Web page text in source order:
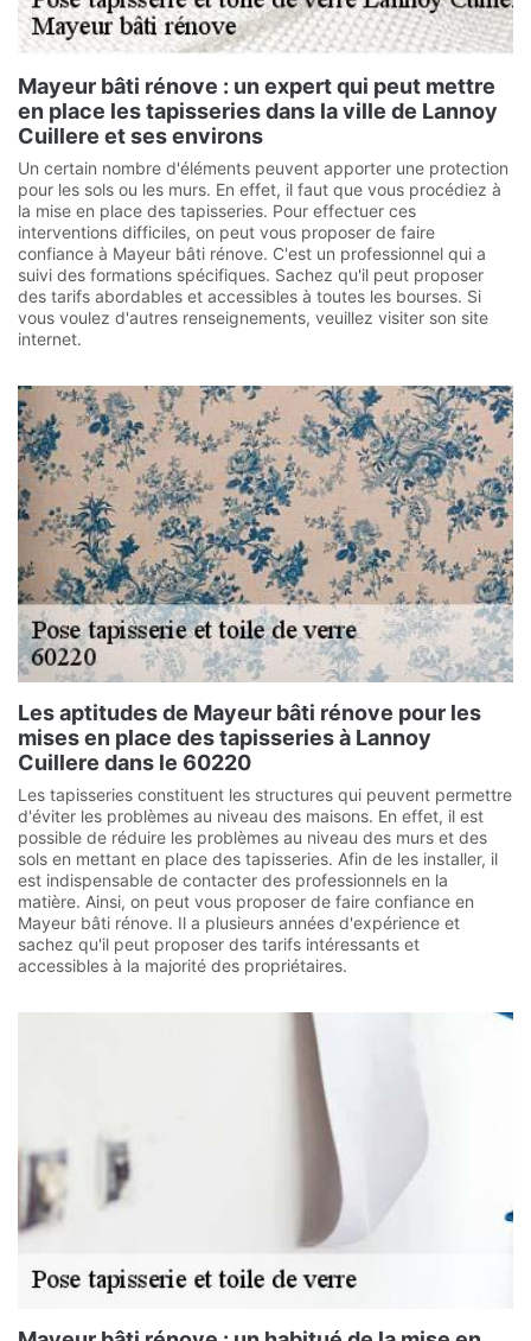
Mayeur bâti rénove : un expert qui peut mettre
en place les tapisseries dans la ville de Lannoy
Cuillere et ses environs
Un certain nombre d'éléments peuvent apporter une protection
pour les sols ou les murs. En effet, il faut que vous procédiez à
la mise en place des tapisseries. Pour effectuer ces
interventions difficiles, on peut vous proposer de faire
confiance à Mayeur bâti rénove. C'est un professionnel qui a
suivi des formations spécifiques. Sachez qu'il peut proposer
des tarifs abordables et accessibles à toutes les bourses. Si
vous voulez d'autres renseignements, veuillez visiter son site
internet.
Les aptitudes de Mayeur bâti rénove pour les
mises en place des tapisseries à Lannoy
Cuillere dans le 60220
Les tapisseries constituent les structures qui peuvent permettre
d'éviter les problèmes au niveau des maisons. En effet, il est
possible de réduire les problèmes au niveau des murs et des
sols en mettant en place des tapisseries. Afin de les installer, il
est indispensable de contacter des professionnels en la
matière. Ainsi, on peut vous proposer de faire confiance en
Mayeur bâti rénove. Il a plusieurs années d'expérience et
sachez qu'il peut proposer des tarifs intéressants et
accessibles à la majorité des propriétaires.